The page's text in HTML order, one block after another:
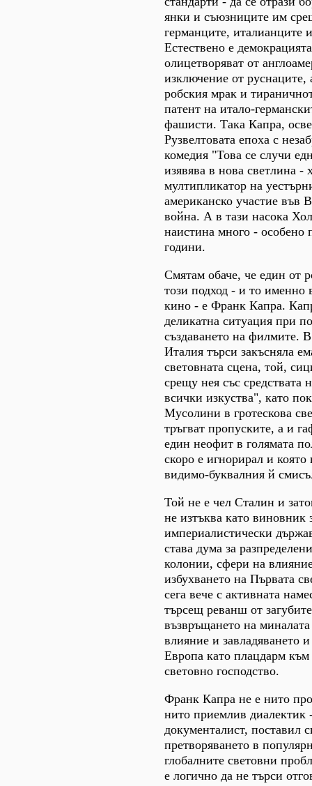
янки и съюзниците им
германците, италианците
Естествено е
олицетворяват от
изключение от руснаците,
робския мрак и
патент на итало-
фашисти. Така Капра,
Рузвелтовата епоха с
комедия "Това се случи
изявява в нова светлина -
мултипликатор на
американско участие във
война. А в тази насока
наистина много - особено
години.
Смятам обаче, че един от
този подход - и то именно
кино - е Франк Капра.
деликатна ситуация при
създаването на филмите.
Италия търси закъсняла
световната сцена, той,
срещу нея със средствата
всички изкуства", като
Мусолини в гротескова
тръгват пропуските, а и
един неофит в голямата
скоро е игнорирал и която
видимо-буквалния й
Той не е чел Сталин и
не изтъква като виновник
империалистически
става дума за
колонии, сфери на
избухването на Първата
сега вече с активната
търсещ реванш от
възвръщането на
влияние и завладяването
Европа като плацдарм
световно господство.
Франк Капра не е нито
нито приемлив диалектик
документалист, поставил
претворяването в
глобалните световни
е логично да не търси